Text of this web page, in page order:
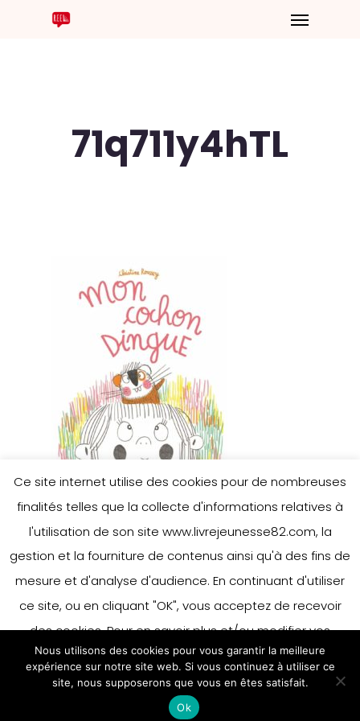
71q711y4hTL
Ce site internet utilise des cookies pour de nombreuses
finalités telles que la collecte d'informations relatives à
l'utilisation de son site www.livrejeunesse82.com, la
gestion et la fourniture de contenus ainsi qu'à des fins de
mesure et d'analyse d'audience. En continuant d'utiliser
ce site, ou en cliquant "OK", vous acceptez de recevoir
des cookies. Pour en savoir plus et/ou modifier vos
préférences en matière de cookies, merci de vous référer
à notre politique sur les cookies.
Accepter
En savoir plus
Nous utilisons des cookies pour vous garantir la meilleure
expérience sur notre site web. Si vous continuez à utiliser ce
site, nous supposerons que vous en êtes satisfait.
Ok